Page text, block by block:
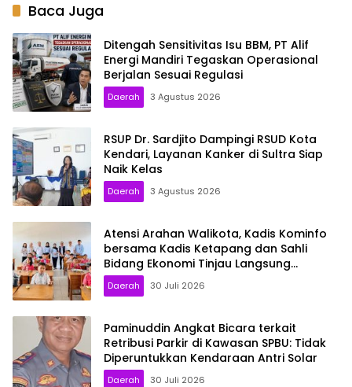
Baca Juga
Ditengah Sensitivitas Isu BBM, PT Alif
Energi Mandiri Tegaskan Operasional
Berjalan Sesuai Regulasi
Daerah 3 Agustus 2026
RSUP Dr. Sardjito Dampingi RSUD Kota
Kendari, Layanan Kanker di Sultra Siap
Naik Kelas
Daerah 3 Agustus 2026
Atensi Arahan Walikota, Kadis Kominfo
bersama Kadis Ketapang dan Sahli
Bidang Ekonomi Tinjau Langsung
Program MBG di Sekolah: Pastikan
Berjalan Optimal
Daerah 30 Juli 2026
Paminuddin Angkat Bicara terkait
Retribusi Parkir di Kawasan SPBU: Tidak
Diperuntukkan Kendaraan Antri Solar
Daerah 30 Juli 2026